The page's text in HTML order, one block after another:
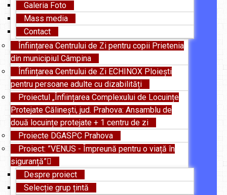
Galeria Foto
Mass media
Contact
Înființarea Centrului de Zi pentru copii Prietenia
din municipiul Câmpina
Înființarea Centrului de Zi ECHINOX Ploiești
pentru persoane adulte cu dizabilități
Proiectul „Înființarea Complexului de Locuințe
Protejate Călinești, jud. Prahova: Ansamblu de
două locuințe protejate + 1 centru de zi
Proiecte DGASPC Prahova
Proiect: ”VENUS - Împreună pentru o viață în
siguranță”
Despre proiect
Selecție grup țintă